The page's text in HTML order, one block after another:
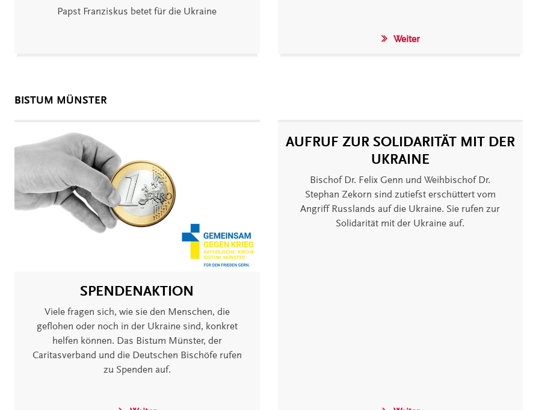
Papst Franziskus betet für die Ukraine
Weiter
BISTUM MÜNSTER
SPENDENAKTION
Viele fragen sich, wie sie den Menschen, die
geflohen oder noch in der Ukraine sind, konkret
helfen können. Das Bistum Münster, der
Caritasverband und die Deutschen Bischöfe rufen
zu Spenden auf.
AUFRUF ZUR SOLIDARITÄT MIT DER
UKRAINE
Bischof Dr. Felix Genn und Weihbischof Dr.
Stephan Zekorn sind zutiefst erschüttert vom
Angriff Russlands auf die Ukraine. Sie rufen zur
Solidarität mit der Ukraine auf.